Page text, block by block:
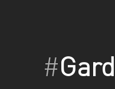
#Gard